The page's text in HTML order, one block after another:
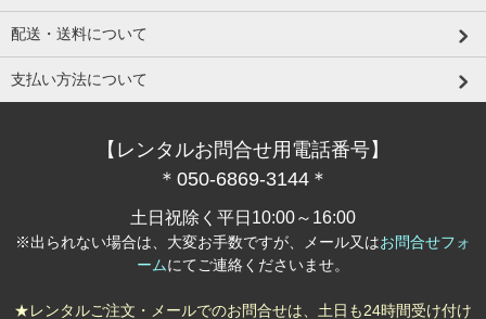
配送・送料について
支払い方法について
【レンタルお問合せ用電話番号】
＊050-6869-3144＊
土日祝除く平日10:00～16:00
※出られない場合は、大変お手数ですが、メール又はお問合せフォ
ームにてご連絡くださいませ。
★レンタルご注文・メールでのお問合せは、土日も24時間受け付け